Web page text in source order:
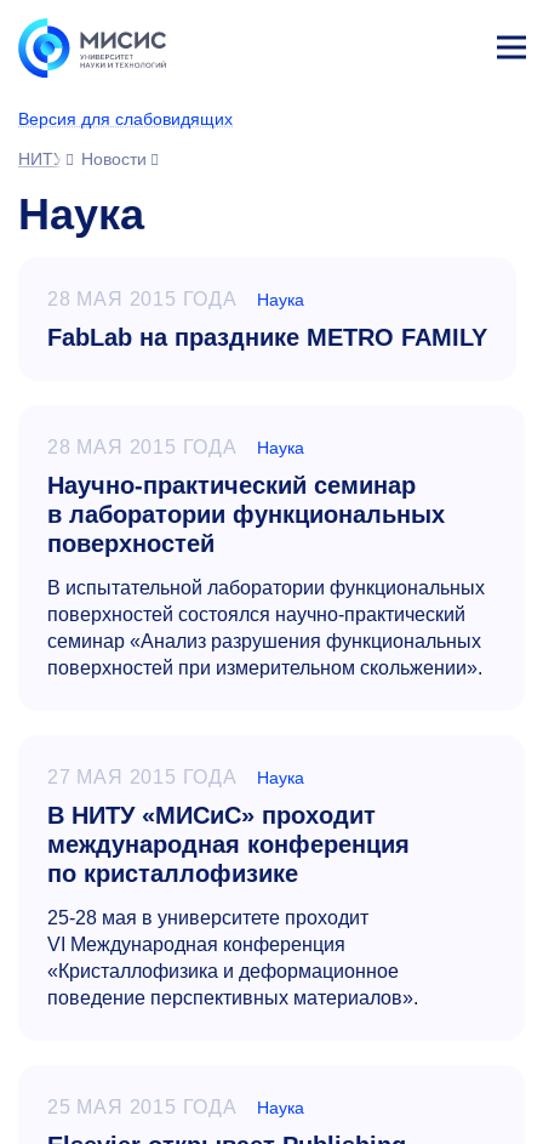
Версия для слабовидящих
НИТУ МИСИС
Новости
Наука
28 МАЯ 2015 ГОДА Наука
FabLab на празднике METRO FAMILY
28 МАЯ 2015 ГОДА Наука
Научно-практический семинар
в лаборатории функциональных
поверхностей
В испытательной лаборатории функциональных
поверхностей состоялся научно-практический
семинар «Анализ разрушения функциональных
поверхностей при измерительном скольжении».
27 МАЯ 2015 ГОДА Наука
В НИТУ «МИСиС» проходит
международная конференция
по кристаллофизике
25-28 мая в университете проходит
VI Международная конференция
«Кристаллофизика и деформационное
поведение перспективных материалов».
25 МАЯ 2015 ГОДА Наука